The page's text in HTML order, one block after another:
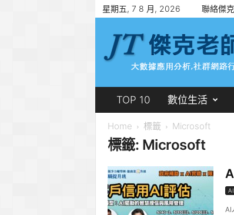
星期五, 7 8 月, 2026 聯絡傑克
TOP 10 數位生活
Home 標籤 Microsoft
標籤: Microsoft
AI